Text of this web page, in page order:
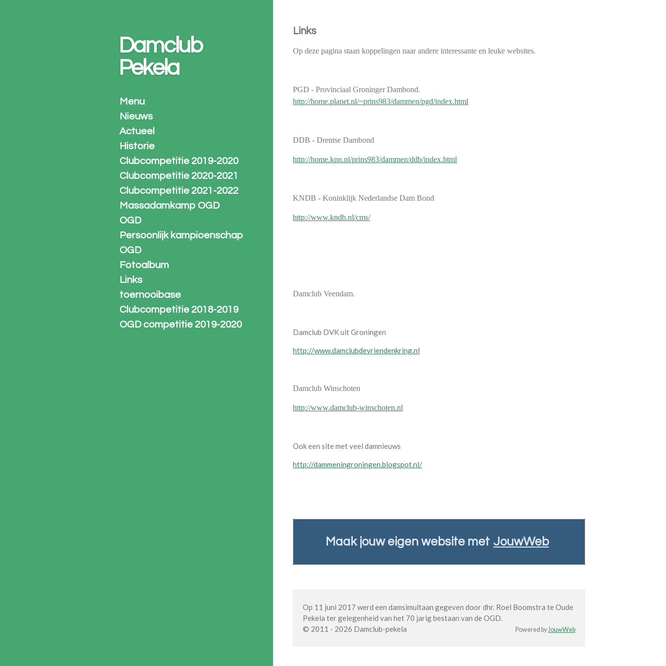
Links
Op deze pagina staan koppelingen naar andere interessante en leuke websites.
PGD - Provinciaal Groninger Dambond.
http://home.planet.nl/~prins983/dammen/pgd/index.html
DDB - Drentse Dambond
http://home.kpn.nl/prins983/dammen/ddb/index.html
KNDB - Koninklijk Nederlandse Dam Bond
http://www.kndb.nl/cms/
Damclub Veendam.
Damclub DVK uit Groningen
http://www.damclubdevriendenkring.nl
Damclub Winschoten
http://www.damclub-winschoten.nl
Ook een site met veel damnieuws
http://dammeningroningen.blogspot.nl/
Maak jouw eigen website met JouwWeb
Op 11 juni 2017 werd een damsimultaan gegeven door dhr. Roel Boomstra te Oude
Pekela ter gelegenheid van het 70 jarig bestaan van de OGD.
© 2011 - 2026 Damclub-pekela
Powered byJouwWeb
Damclub
Pekela
Menu
Nieuws
Actueel
Historie
Clubcompetitie 2019-2020
Clubcompetitie 2020-2021
Clubcompetitie 2021-2022
Massadamkamp OGD
OGD
Persoonlijk kampioenschap
OGD
Fotoalbum
Links
toernooibase
Clubcompetitie 2018-2019
OGD competitie 2019-2020